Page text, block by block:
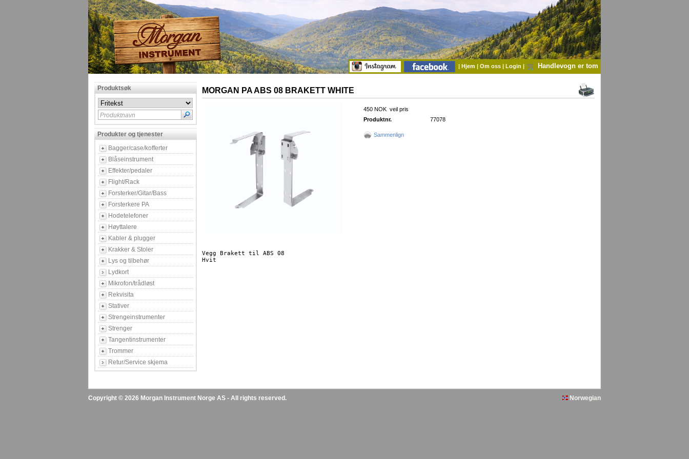
| Hjem | Om oss | Login | Handlevogn er tom
Produktsøk
Produktnavn
Produkter og tjenester
Bagger/case/kofferter
Blåseinstrument
Effekter/pedaler
Flight/Rack
Forsterker/Gitar/Bass
Forsterkere PA
Hodetelefoner
Høyttalere
Kabler & plugger
Krakker & Stoler
Lys og tilbehør
Lydkort
Mikrofon/trådløst
Rekvisita
Stativer
Strengeinstrumenter
Strenger
Tangentinstrumenter
Trommer
Retur/Service skjema
MORGAN PA ABS 08 BRAKETT WHITE
450 NOK veil pris
Produktnr.
77078
Sammenlign
Vegg Brakett til ABS 08
Hvit
Copyright © 2026 Morgan Instrument Norge AS - All rights reserved. Norwegian